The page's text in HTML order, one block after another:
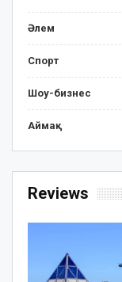
Әлем
Спорт
Шоу-бизнес
Аймақ
Reviews